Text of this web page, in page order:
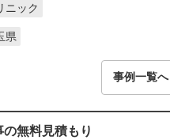
ニック
県
事例一覧へ
無料見積もり